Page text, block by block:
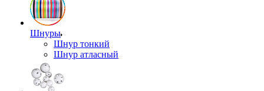
Шнуры
Шнур тонкий
Шнур атласный